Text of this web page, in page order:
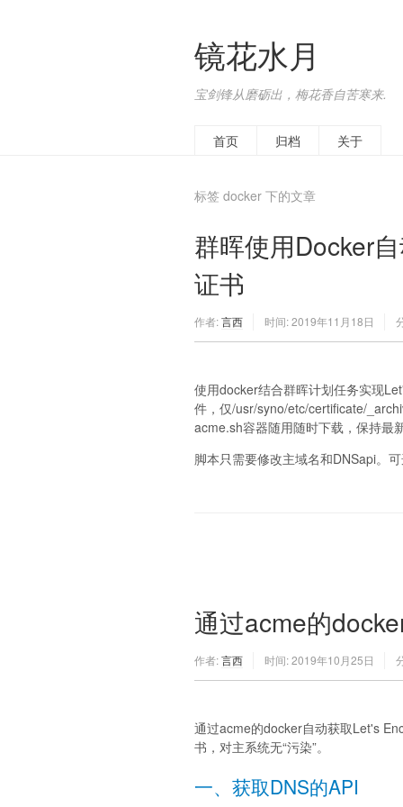
镜花水月
宝剑锋从磨砺出，梅花香自苦寒来.
首页 归档 关于
标签 docker 下的文章
群晖使用Docker
证书
作者:言西 时间:2019年11月18日
使用docker结合群晖计划任务实现
件，仅/usr/syno/etc/certificate/
acme.sh容器随用随时下载，保持最
脚本只需要修改主域名和DNSapi。
通过acme的
作者:言西 时间:2019年10月25日
通过acme的docker自动获取Let's
书，对主系统无“污染”。
一、获取DNS的API